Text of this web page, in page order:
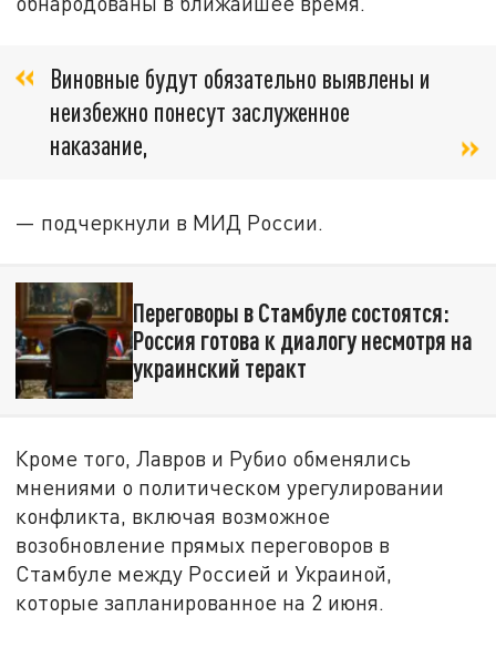
Виновные будут обязательно выявлены и
неизбежно понесут заслуженное
наказание,
— подчеркнули в МИД России.
Переговоры в Стамбуле состоятся:
Россия готова к диалогу несмотря на
украинский теракт
Кроме того, Лавров и Рубио обменялись
мнениями о политическом урегулировании
конфликта, включая возможное
возобновление прямых переговоров в
Стамбуле между Россией и Украиной,
которые запланированное на 2 июня.